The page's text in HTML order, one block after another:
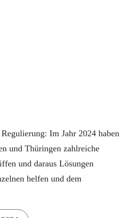
Im Jahr 2024 haben
und Thüringen zahlreiche
und daraus Lösungen
helfen und dem